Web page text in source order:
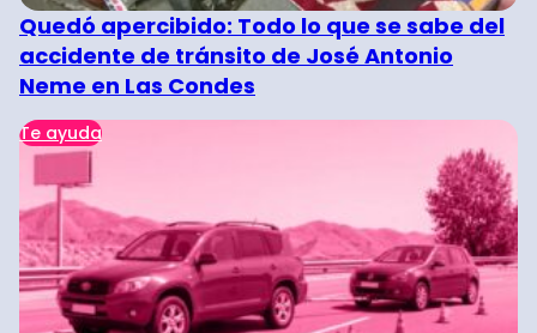
Quedó apercibido: Todo lo que se sabe del
accidente de tránsito de José Antonio
Neme en Las Condes
Te ayuda